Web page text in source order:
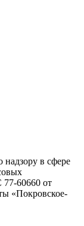
надзору в сфере
60660 от
«Покровское-